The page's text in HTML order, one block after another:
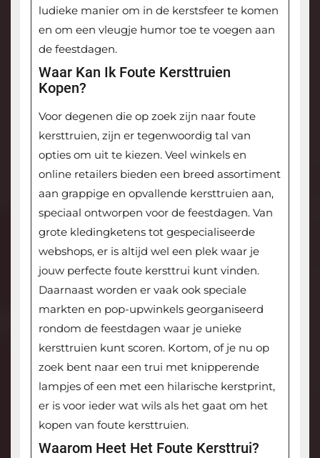
ludieke manier om in de kerstsfeer te komen
en om een vleugje humor toe te voegen aan
de feestdagen.
Waar Kan Ik Foute Kersttruien
Kopen?
Voor degenen die op zoek zijn naar foute
kersttruien, zijn er tegenwoordig tal van
opties om uit te kiezen. Veel winkels en
online retailers bieden een breed assortiment
aan grappige en opvallende kersttruien aan,
speciaal ontworpen voor de feestdagen. Van
grote kledingketens tot gespecialiseerde
webshops, er is altijd wel een plek waar je
jouw perfecte foute kersttrui kunt vinden.
Daarnaast worden er vaak ook speciale
markten en pop-upwinkels georganiseerd
rondom de feestdagen waar je unieke
kersttruien kunt scoren. Kortom, of je nu op
zoek bent naar een trui met knipperende
lampjes of een met een hilarische kerstprint,
er is voor ieder wat wils als het gaat om het
kopen van foute kersttruien.
Waarom Heet Het Foute Kersttrui?